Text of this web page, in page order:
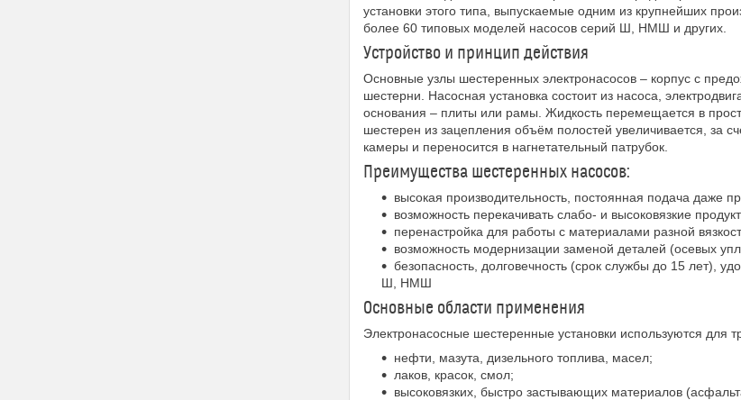
установки этого типа, выпускаемые одним из крупнейших
более 60 типовых моделей насосов серий Ш, НМШ и других.
Устройство и принцип действия
Основные узлы шестеренных электронасосов – корпус с
шестерни. Насосная установка состоит из насоса,
основания – плиты или рамы. Жидкость перемещается в
шестерен из зацепления объём полостей увеличивается, за
камеры и переносится в нагнетательный патрубок.
Преимущества шестеренных насосов:
высокая производительность, постоянная подача даже
возможность перекачивать слабо- и высоковязкие
перенастройка для работы с материалами разной
возможность модернизации заменой деталей (осевых
безопасность, долговечность (срок службы до 15 лет),
Ш, НМШ
Основные области применения
Электронасосные шестеренные установки используются для
нефти, мазута, дизельного топлива, масел;
лаков, красок, смол;
высоковязких, быстро застывающих материалов